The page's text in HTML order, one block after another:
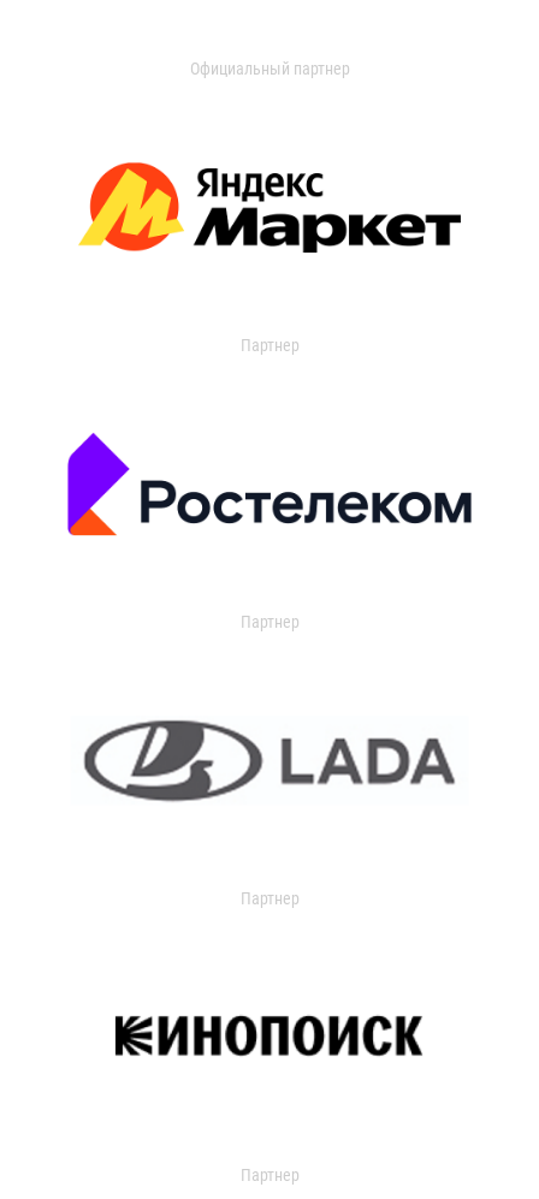
Официальный партнер
Партнер
Партнер
Партнер
Партнер